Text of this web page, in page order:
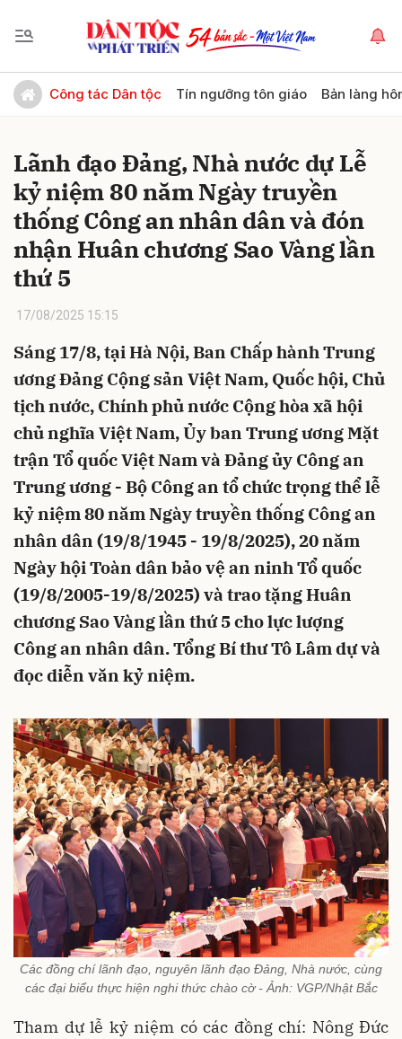
Công tác Dân tộc Tín ngưỡng tôn giáo Bản làng
Lãnh đạo Đảng, Nhà nước dự Lễ
kỷ niệm 80 năm Ngày truyền
thống Công an nhân dân và đón
nhận Huân chương Sao Vàng lần
thứ 5
17/08/2025 15:15
Sáng 17/8, tại Hà Nội, Ban Chấp hành Trung
ương Đảng Cộng sản Việt Nam, Quốc hội, Chủ
tịch nước, Chính phủ nước Cộng hòa xã hội
chủ nghĩa Việt Nam, Ủy ban Trung ương Mặt
trận Tổ quốc Việt Nam và Đảng ủy Công an
Trung ương - Bộ Công an tổ chức trọng thể lễ
kỷ niệm 80 năm Ngày truyền thống Công an
nhân dân (19/8/1945 - 19/8/2025), 20 năm
Ngày hội Toàn dân bảo vệ an ninh Tổ quốc
(19/8/2005-19/8/2025) và trao tặng Huân
chương Sao Vàng lần thứ 5 cho lực lượng
Công an nhân dân. Tổng Bí thư Tô Lâm dự và
đọc diễn văn kỷ niệm.
Các đồng chí lãnh đạo, nguyên lãnh đạo Đảng, Nhà nước, cùng
các đại biểu thực hiện nghi thức chào cờ - Ảnh: VGP/Nhật Bắc
Tham dự lễ kỷ niệm có các đồng chí: Nông Đức
Gửi bình luận